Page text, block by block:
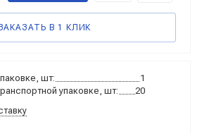
В 1 КЛИК
шт:
1
упаковке, шт:
20